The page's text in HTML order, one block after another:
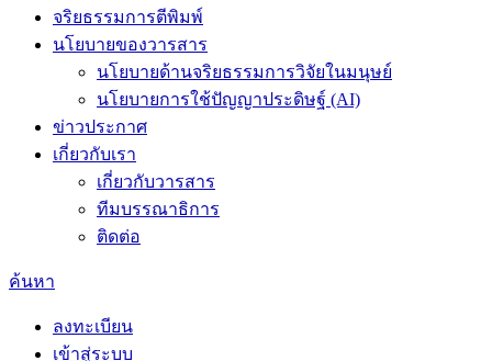
จริยธรรมการตีพิมพ์
นโยบายของวารสาร
นโยบายด้านจริยธรรมการวิจัยในมนุษย์
นโยบายการใช้ปัญญาประดิษฐ์ (AI)
ข่าวประกาศ
เกี่ยวกับเรา
เกี่ยวกับวารสาร
ทีมบรรณาธิการ
ติดต่อ
ค้นหา
ลงทะเบียน
เข้าสู่ระบบ